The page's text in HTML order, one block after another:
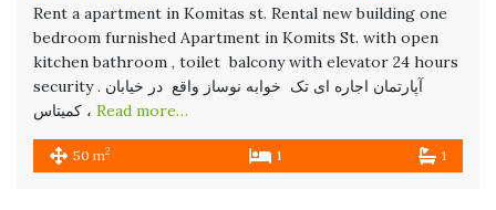
Rent a apartment in Komitas st. Rental new building one
bedroom furnished Apartment in Komits St. with open
kitchen bathroom , toilet balcony with elevator 24 hours
security . آپارتمان اجاره ای تک خوابه نوساز واقع در خیابان
کمیتاس ، Read more…
50 m2 1 1